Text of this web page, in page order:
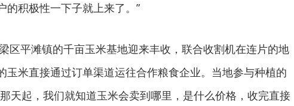
的积极性一下子就上来了。”
区平滩镇的千亩玉米基地迎来丰收，联合收割机在连片的地
玉米直接通过订单渠道运往合作粮食企业。当地参与种植的
天起，我们就知道玉米会卖到哪里，是什么价格，收完直接